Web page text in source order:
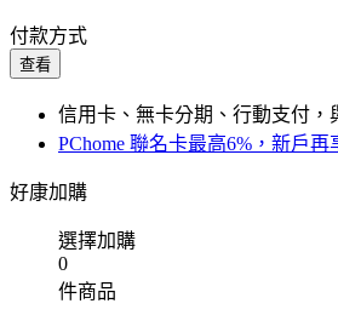
付款方式
查看
信用卡、無卡分期、行動支付，
PChome 聯名卡最高6%，新戶再
好康加購
選擇加購
0
件商品